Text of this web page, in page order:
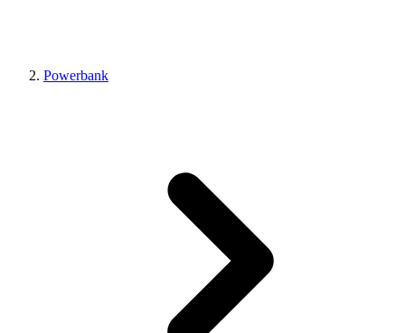
Powerbank